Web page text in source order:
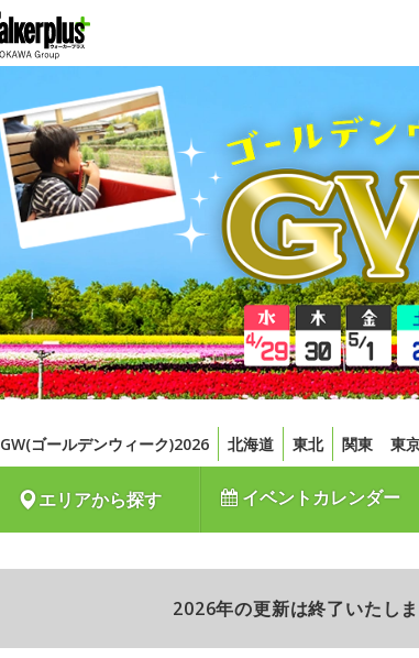
GW(ゴールデンウィーク)2026 北海道 東北 関東 東
エリアから探す イベントカレンダー
2026年の更新は終了いたし